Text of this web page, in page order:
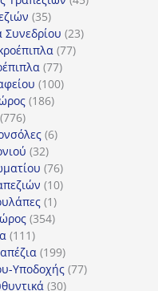
3535
προϊόντα
Συνεδρίου 2323
7777
7777
προϊόντα
100100
186186
776776
προϊόντα
66
3232
προϊόντα
7676
προϊόντα
1010
11
προϊόν
354354
111111
προϊόντα
199199
προϊόντα
Υποδοχής 7777
3030